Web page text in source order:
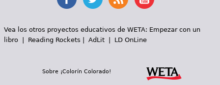
Vea los otros proyectos educativos de WETA: Empezar con un
libro| Reading Rockets | AdLit| LD OnLine
Sobre ¡Colorín Colorado!